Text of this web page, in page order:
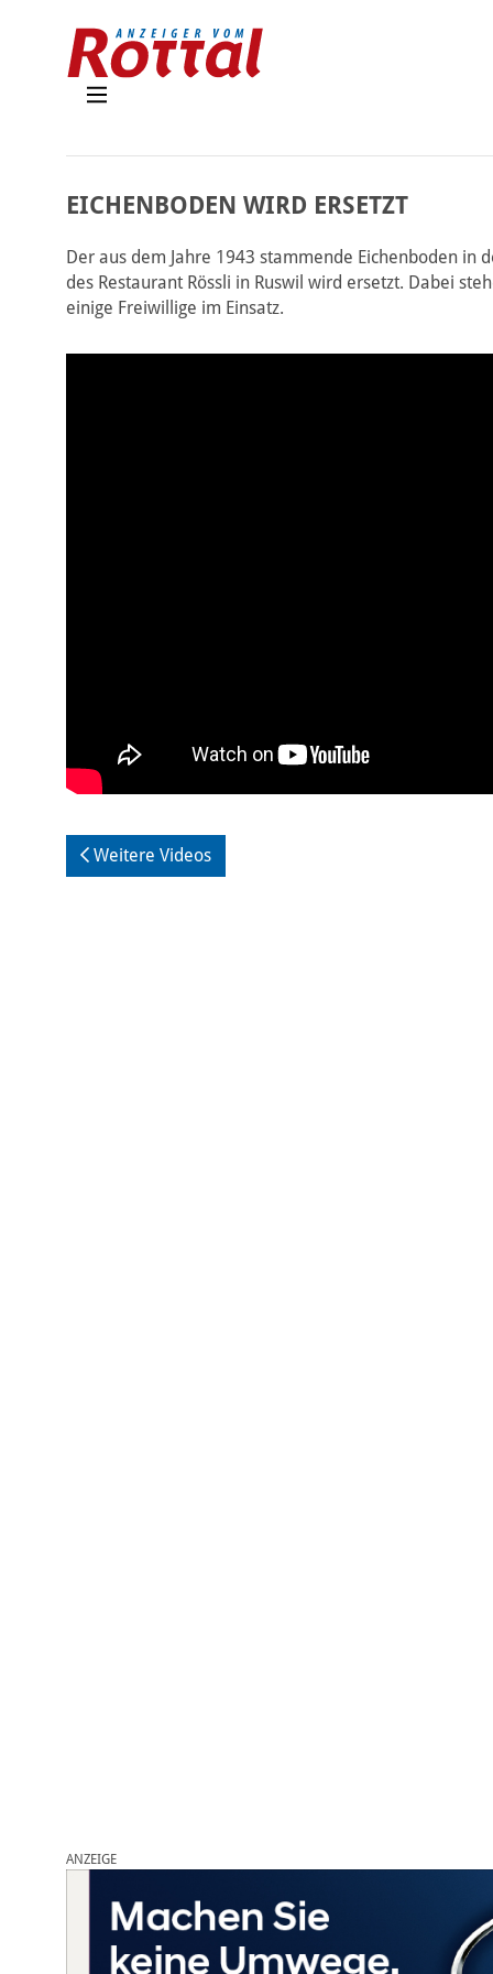
EICHENBODEN WIRD ERSETZT
Der aus dem Jahre 1943 stammende Eichenboden in
des Restaurant Rössli in Ruswil wird ersetzt. Dabei
einige Freiwillige im Einsatz.
Weitere Videos
ANZEIGE